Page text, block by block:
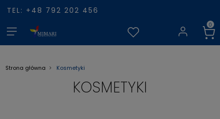
TEL: +48 792 202 456
Strona główna Kosmetyki
KOSMETYKI